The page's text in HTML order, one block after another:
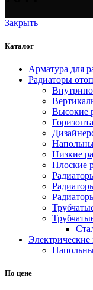
Закрыть
Каталог
Арматура для
Радиаторы
Высокие
Низкие
Плоские
По цене